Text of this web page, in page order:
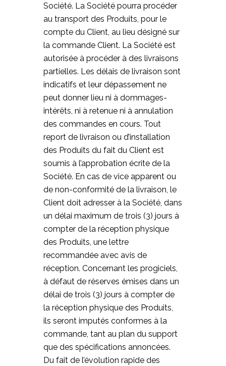
Société. La Société pourra procéder
au transport des Produits, pour le
compte du Client, au lieu désigné sur
la commande Client. La Société est
autorisée à procéder à des livraisons
partielles. Les délais de livraison sont
indicatifs et leur dépassement ne
peut donner lieu ni à dommages-
intérêts, ni à retenue ni à annulation
des commandes en cours. Tout
report de livraison ou d’installation
des Produits du fait du Client est
soumis à l’approbation écrite de la
Société. En cas de vice apparent ou
de non-conformité de la livraison, le
Client doit adresser à la Société, dans
un délai maximum de trois (3) jours à
compter de la réception physique
des Produits, une lettre
recommandée avec avis de
réception. Concernant les progiciels,
à défaut de réserves émises dans un
délai de trois (3) jours à compter de
la réception physique des Produits,
ils seront imputés conformes à la
commande, tant au plan du support
que des spécifications annoncées.
Du fait de l’évolution rapide des